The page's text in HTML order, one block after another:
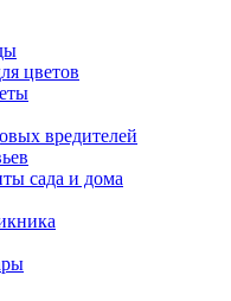
цветов
вредителей
сада и дома